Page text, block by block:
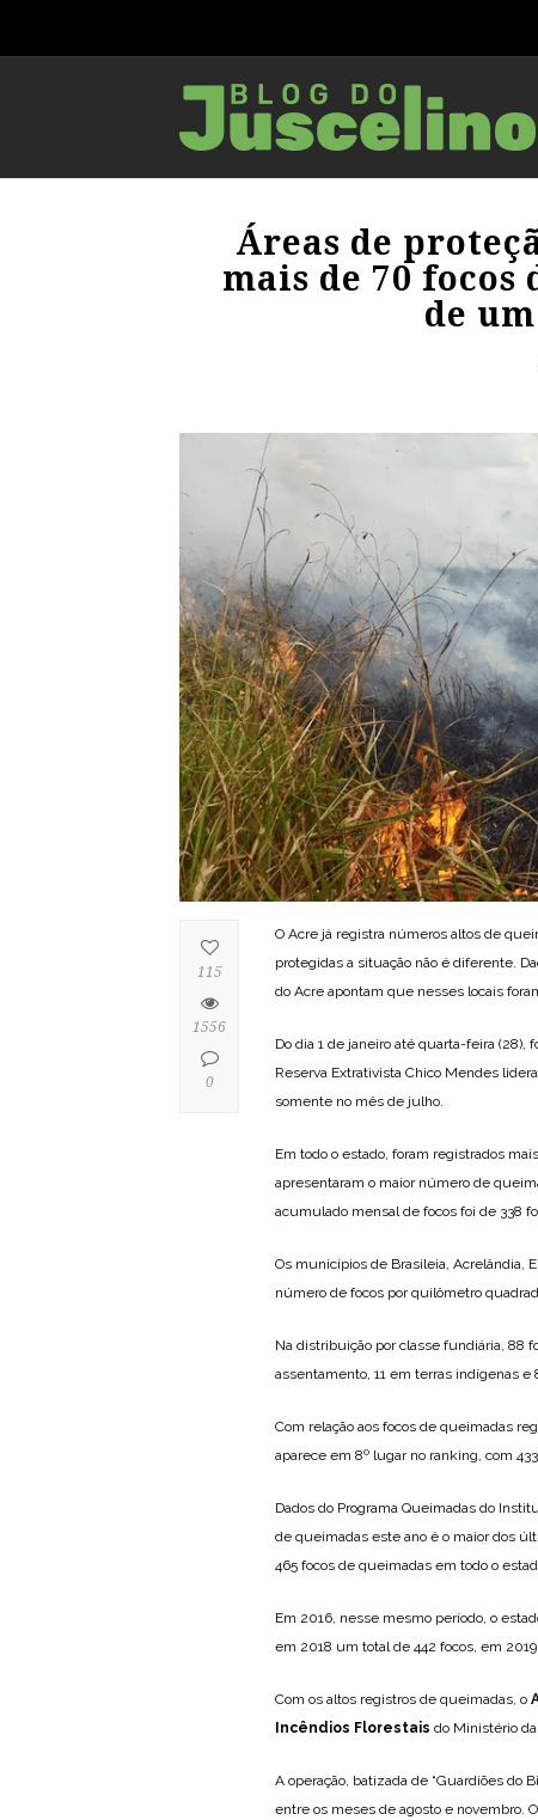
Áreas de
mais de 70 focos
de
O Acre já registra números altos de
protegidas a situação não é diferente.
do Acre apontam que nesses locais
Do dia 1 de janeiro até quarta-feira (28),
Reserva Extrativista Chico Mendes
somente no mês de julho.
Em todo o estado, foram registrados
apresentaram o maior número de
acumulado mensal de focos foi de 338
Os municípios de Brasileia, Acrelândia,
número de focos por quilômetro
Na distribuição por classe fundiária, 88
assentamento, 11 em terras indígenas
Com relação aos focos de queimadas
aparece em 8º lugar no ranking, com
Dados do Programa Queimadas do
de queimadas este ano é o maior dos
465 focos de queimadas em todo o
Em 2016, nesse mesmo período, o
em 2018 um total de 442 focos, em
Com os altos registros de queimadas, o
Incêndios Florestais do Ministério
A operação, batizada de “Guardiões do
entre os meses de agosto e novembro.
115
1556
0